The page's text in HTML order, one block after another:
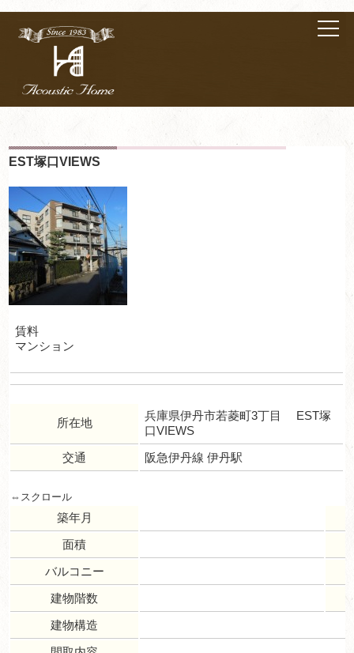
EST塚口VIEWS
賃料
マンション
所在地
兵庫県伊丹市若菱町3丁目 EST塚
口VIEWS
交通
阪急伊丹線 伊丹駅
築年月
面積
バルコニー
建物階数
建物構造